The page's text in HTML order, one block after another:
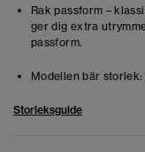
Rak passform –
ger dig extra
passform.
Modellen bär storlek:
Storleksguide